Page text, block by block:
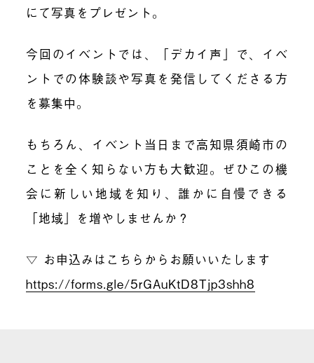
にて写真をプレゼント。
今回のイベントでは、「デカイ声」で、イベ
ントでの体験談や写真を発信してくださる方
を募集中。
もちろん、イベント当日まで高知県須崎市の
ことを全く知らない方も大歓迎。ぜひこの機
会に新しい地域を知り、誰かに自慢できる
「地域」を増やしませんか？
▽ お申込みはこちらからお願いいたします
https://forms.gle/5rGAuKtD8Tjp3shh8